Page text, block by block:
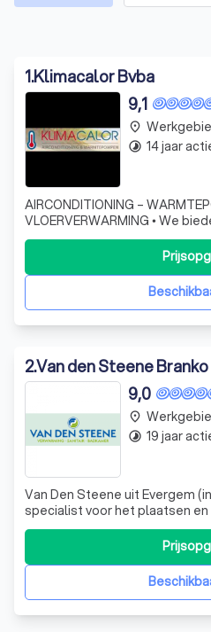
1.Klimacalor Bvba
9,1
AIRCONDITIONING –
VLOERVERWARMING • We bieden de beste oplossing op
maat van uw project, rekening
budget. • Wij adviseren u,
verschillende systemen) als
subsidie-aanvragen). • Wij
place
timelapse 14 jaar
2.Van den Steene Branko
9,0
Van Den Steene uit Evergem
specialist voor het plaatsen
verwarming (inclusief
wandverwarming) en
zijn wij een gevestigde waarde
staan bekend voor onze
place
timelapse 19 jaar